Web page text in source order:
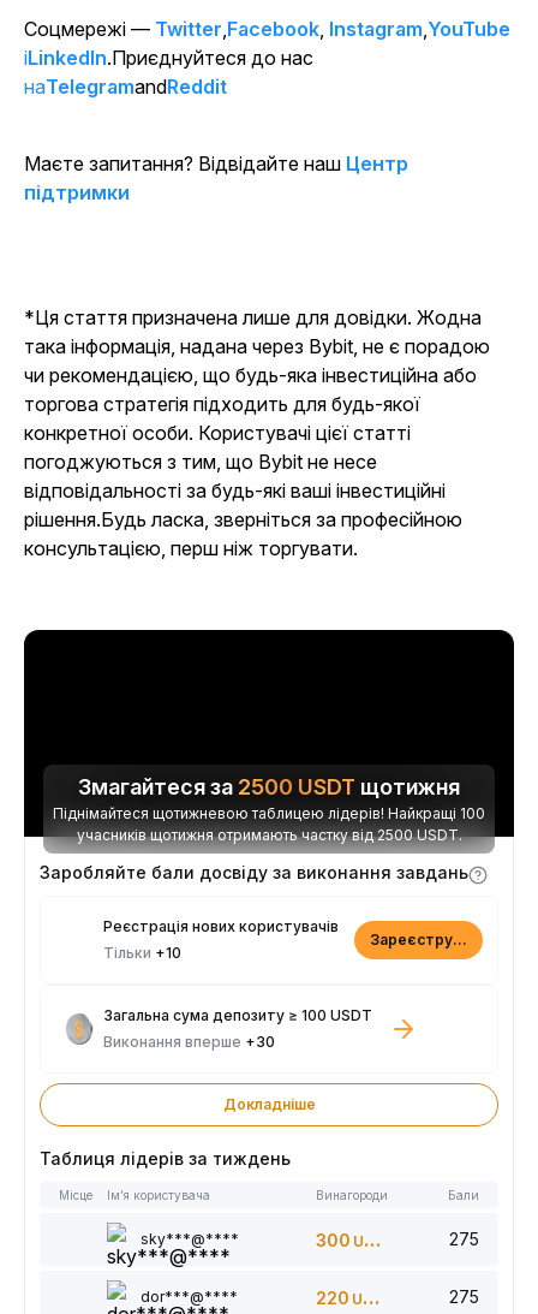
Соцмережі — Twitter Facebook Instagram YouTube
іLinkedIn.Приєднуйтеся до нас
наTelegramandReddit
Маєте запитання? Відвідайте наш Центр
підтримки
*Ця стаття призначена лише для довідки. Жодна
така інформація, надана через Bybit, не є порадою
чи рекомендацією, що будь-яка інвестиційна або
торгова стратегія підходить для будь-якої
конкретної особи. Користувачі цієї статті
погоджуються з тим, що Bybit не несе
відповідальності за будь-які ваші інвестиційні
рішення.Будь ласка, зверніться за професійною
консультацією, перш ніж торгувати.
Змагайтеся за 2500 USDT щотижня
Піднімайтеся щотижневою таблицею лідерів! Найкращі 100
учасників щотижня отримають частку від 2500 USDT.
Заробляйте бали досвіду за виконання завдань
Реєстрація нових користувачів
Тільки +10
Зареєструватися
Загальна сума депозиту ≥ 100 USDT
Виконання вперше +30
Докладніше
Таблиця лідерів за тиждень
Місце Ім’я користувача Винагороди Бали
sky***@**** 300 USDT 275
dor***@**** 220 USDT 275